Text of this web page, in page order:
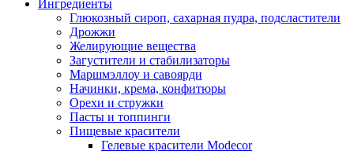
Ингредиенты
Глюкозный сироп, сахарная пудра, подсластители
Дрожжи
Желирующие вещества
Загустители и стабилизаторы
Маршмэллоу и савоярди
Начинки, крема, конфитюры
Орехи и стружки
Пасты и топпинги
Пищевые красители
Гелевые красители Modecor